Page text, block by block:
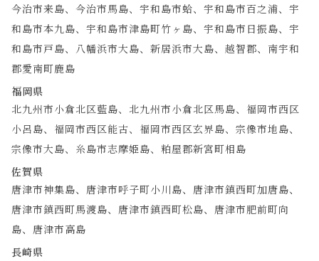
今治市来島、今治市馬島、宇和島市蛤、宇和島市百之浦、宇
和島市本九島、宇和島市津島町竹ヶ島、宇和島市日振島、宇
和島市戸島、八幡浜市大島、新居浜市大島、越智郡、南宇和
郡愛南町鹿島
福岡県
北九州市小倉北区藍島、北九州市小倉北区馬島、福岡市西区
小呂島、福岡市西区能古、福岡市西区玄界島、宗像市地島、
宗像市大島、糸島市志摩姫島、粕屋郡新宮町相島
佐賀県
唐津市神集島、唐津市呼子町小川島、唐津市鎮西町加唐島、
唐津市鎮西町馬渡島、唐津市鎮西町松島、唐津市肥前町向
島、唐津市高島
長崎県